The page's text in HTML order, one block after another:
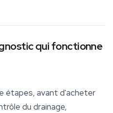
qui fonctionne
étapes, avant d'acheter
du drainage,